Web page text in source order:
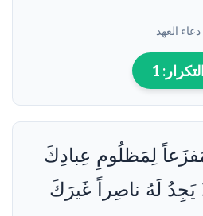
دعاء العهد
التكرار: 1
لِمَظلُومِ عِبادِكَ
يَجِدُ لَهُ ناصِراً غَيرَكَ